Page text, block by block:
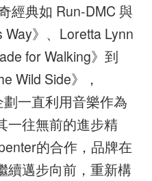
經典如 Run-DMC 與
》、Loretta Lynn
for Walking》到
Wild Side》，
一直利用音樂作為
一往無前的進步精
的合作，品牌在
續邁步向前，重新構